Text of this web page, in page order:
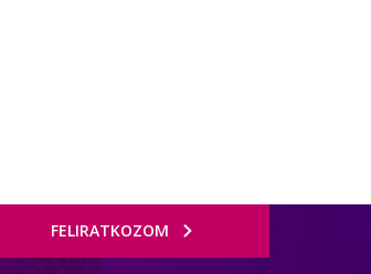
FELIRATKOZOM